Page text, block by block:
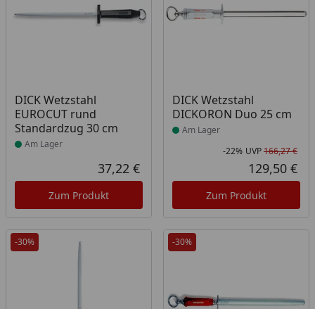
DICK Wetzstahl
EUROCUT rund
Standardzug 30 cm
Produkt am Lager
Am Lager
Aktueller Preis
37,22 €
Zum Produkt
DICK Wetzstahl
DICKORON Duo 25 cm
Produkt am Lager
Am Lager
-22% UVP166,27 €
129,50 €
Zum Produkt
-30% -30%